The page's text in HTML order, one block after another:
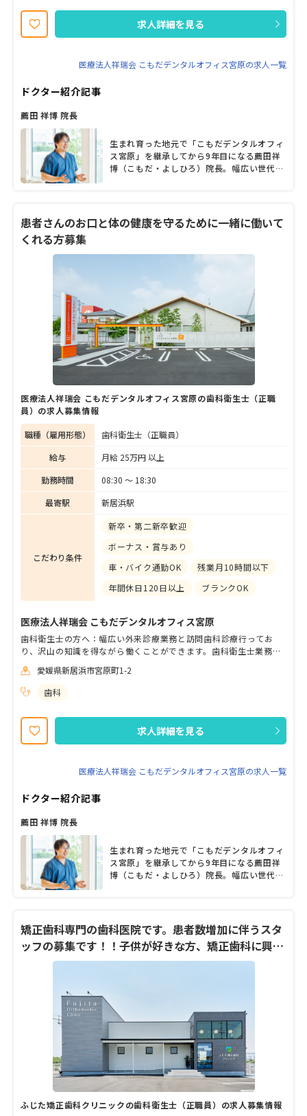
くれる方、是非ご応募お待ちしてます。
求人詳細を見る
医療法人祥瑞会 こもだデンタルオフィス宮原の求人一覧
ドクター紹介記事
薦田 祥博 院長
生まれ育った地元で「こもだデンタルオフィ
ス宮原」を継承してから9年目になる薦田祥
博（こもだ・よしひろ）院長。幅広い世代の
性を伝えている。薦田院長が大切にしている
のは、日々のケアの重要性を患者自身が理解
の健康だけでなく全身の健康を守れるよう
に、専門の医療機関との連携を積極的に図る
など地域医療を守るかかりつけ医として奮闘
する薦田院長に、診療にかける思いを聞い
患者さんのお口と体の健康を守るために一緒に働いて
くれる方募集
医療法人祥瑞会 こもだデンタルオフィス宮原の歯科衛生士（正職
員）の求人募集情報
職種（雇用形態）
歯科衛生士（正職員）
給与
月給 25万円 以上
勤務時間
08:30 〜 18:30
最寄駅
新居浜駅
こだわり条件
新卒・第二新卒歓迎
ボーナス・賞与あり
車・バイク通勤OK
残業月10時間以下
年間休日120日以上
ブランクOK
医療法人祥瑞会 こもだデンタルオフィス宮原
歯科衛生士の方へ：幅広い外来診療業務と訪問歯科診療行ってお
り、沢山の知識を得ながら働くことができます。歯科衛生士業務は
歯科助手および事務の方へ：経験は不問。一から丁寧に業務内容を
お教えします。医院の一員として職場を盛り上げてくれる方、大歓
迎いたします。 木・土午後と日祝休みのため、実質完全週休二日制
くれる方、是非ご応募お待ちしてます。
愛媛県新居浜市宮原町1-2
歯科
求人詳細を見る
医療法人祥瑞会 こもだデンタルオフィス宮原の求人一覧
ドクター紹介記事
薦田 祥博 院長
生まれ育った地元で「こもだデンタルオフィ
ス宮原」を継承してから9年目になる薦田祥
博（こもだ・よしひろ）院長。幅広い世代の
性を伝えている。薦田院長が大切にしている
のは、日々のケアの重要性を患者自身が理解
し、実践できるようにすること。さらに、口
の健康だけでなく全身の健康を守れるよう
た。
矯正歯科専門の歯科医院です。患者数増加に伴うスタ
ッフの募集です！！子供が好きな方、矯正歯科に興味
がある方大歓迎。
ふじた矯正歯科クリニックの歯科衛生士（正職員）の求人募集情報